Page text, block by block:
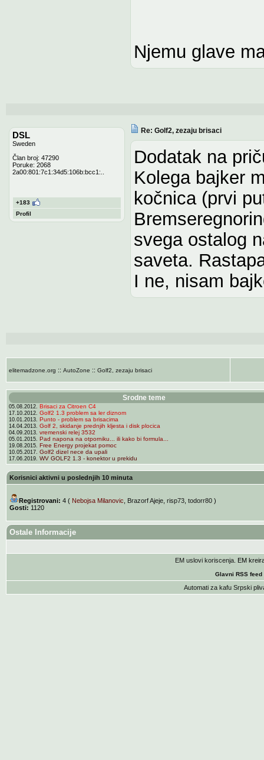
Njemu glave
DSL
Sweden
Član broj: 47290
Poruke: 2068
2a00:801:7c1:34d5:106b:bcc1:..
+183
Profil
Re: Golf2, zezaju brisaci
Dodatak na
Kolega bajker
kočnica (prvi
svega ostalog
saveta.
I ne, nisam
elitemadzone.org :: AutoZone :: Golf2, zezaju brisaci
Srodne teme
05.08.2012. Brisaci za Citroen C4
17.10.2012. Golf2 1.3 problem sa ler diznom
10.01.2013. Punto - problem sa brisacima
14.04.2013. Golf 2, skidanje prednjih kljesta i disk plocica
04.09.2013. vremenski relej 3532
05.01.2015. Pad napona na otporniku... ili kako bi formula...
19.08.2015. Free Energy projekat pomoc
10.05.2017. Golf2 dizel nece da upali
17.06.2019. WV GOLF2 1.3 - konektor u prekidu
Korisnici aktivni u poslednjih 10 minuta
Registrovani: 4 ( Nebojsa Milanovic Brazorf Ajeje, risp73, todorr80)
Gosti: 1120
Ostale Informacije
EM uslovi koriscenja . EM
Glavni RSS feed
Automati za kafu Srpski